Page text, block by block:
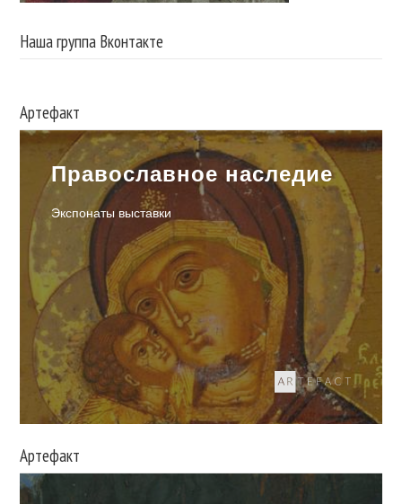
Наша группа Вконтакте
Артефакт
Православное наследие
Экспонаты выставки
Артефакт